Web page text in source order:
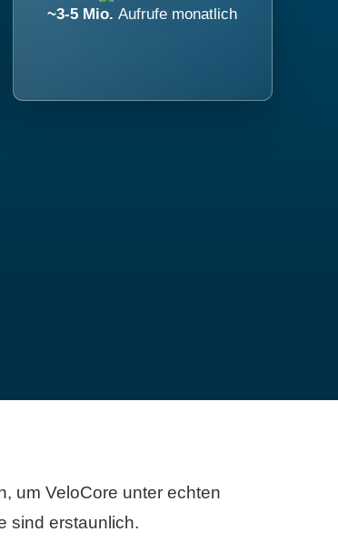
~3-5 Mio.Aufrufe monatlich
um VeloCore unter echten
sind erstaunlich.